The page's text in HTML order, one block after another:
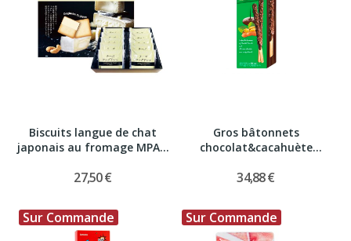
Biscuits langue de chat
japonais au fromage MPA...
27,50 €
Gros bâtonnets
chocolat&cacahuète
34,88 €
Sur Commande Sur Commande